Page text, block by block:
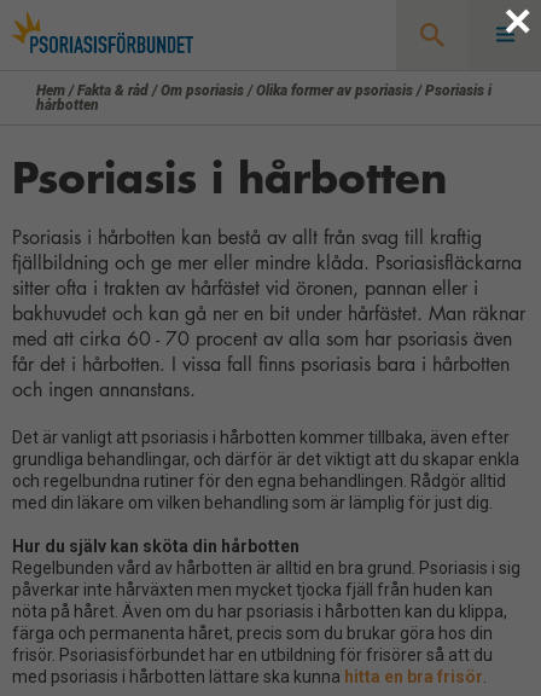
Sök
Hem /Fakta & råd /Om psoriasis /Olika former av psoriasis /Psoriasis i
hårbotten
Psoriasis i hårbotten
Psoriasis i hårbotten kan bestå av allt från svag till kraftig
fjällbildning och ge mer eller mindre klåda. Psoriasisfläckarna
sitter ofta i trakten av hårfästet vid öronen, pannan eller i
bakhuvudet och kan gå ner en bit under hårfästet. Man räknar
med att cirka 60 - 70 procent av alla som har psoriasis även
får det i hårbotten. I vissa fall finns psoriasis bara i hårbotten
och ingen annanstans.
Det är vanligt att psoriasis i hårbotten kommer tillbaka, även efter
grundliga behandlingar, och därför är det viktigt att du skapar enkla
och regelbundna rutiner för den egna behandlingen. Rådgör alltid
med din läkare om vilken behandling som är lämplig för just dig.
Hur du själv kan sköta din hårbotten
Regelbunden vård av hårbotten är alltid en bra grund. Psoriasis i sig
påverkar inte hårväxten men mycket tjocka fjäll från huden kan
nöta på håret. Även om du har psoriasis i hårbotten kan du klippa,
färga och permanenta håret, precis som du brukar göra hos din
frisör. Psoriasisförbundet har en utbildning för frisörer så att du
med psoriasis i hårbotten lättare ska kunna hitta en bra frisör.
×